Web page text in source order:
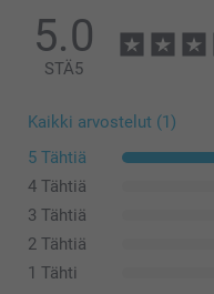
5.0
STÄ5
Kaikki arvostelut (1)
5 Tähtiä
4 Tähtiä
3 Tähtiä
2 Tähtiä
1 Tähti